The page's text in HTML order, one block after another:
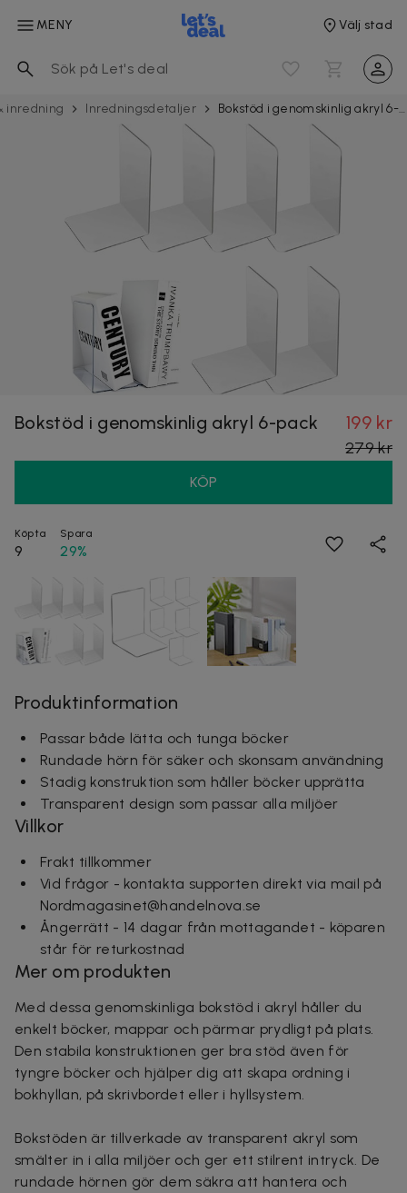
MENY Välj stad
inredning Inrednings­­detaljer Bokstöd i genomskinlig akryl 6-pack
Bokstöd i genomskinlig akryl 6-pack 199 kr
279 kr
KÖP
Köpta
9
Spara
29%
Produktinformation
Passar både lätta och tunga böcker
Rundade hörn för säker och skonsam användning
Stadig konstruktion som håller böcker upprätta
Transparent design som passar alla miljöer
Villkor
Frakt tillkommer
Vid frågor - kontakta supporten direkt via mail på
Nordmagasinet@handelnova.se
Ångerrätt - 14 dagar från mottagandet - köparen
står för returkostnad
Mer om produkten
Med dessa genomskinliga bokstöd i akryl håller du
enkelt böcker, mappar och pärmar prydligt på plats.
Den stabila konstruktionen ger bra stöd även för
tyngre böcker och hjälper dig att skapa ordning i
bokhyllan, på skrivbordet eller i hyllsystem.
Bokstöden är tillverkade av transparent akryl som
smälter in i alla miljöer och ger ett stilrent intryck. De
rundade hörnen gör dem säkra att hantera och